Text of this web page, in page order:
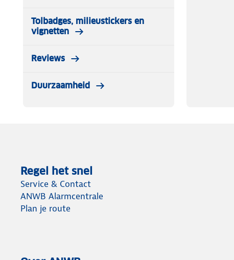
Tolbadges, milieustickers en
vignetten
Reviews
Duurzaamheid
Regel het snel
Service & Contact
ANWB Alarmcentrale
Plan je route